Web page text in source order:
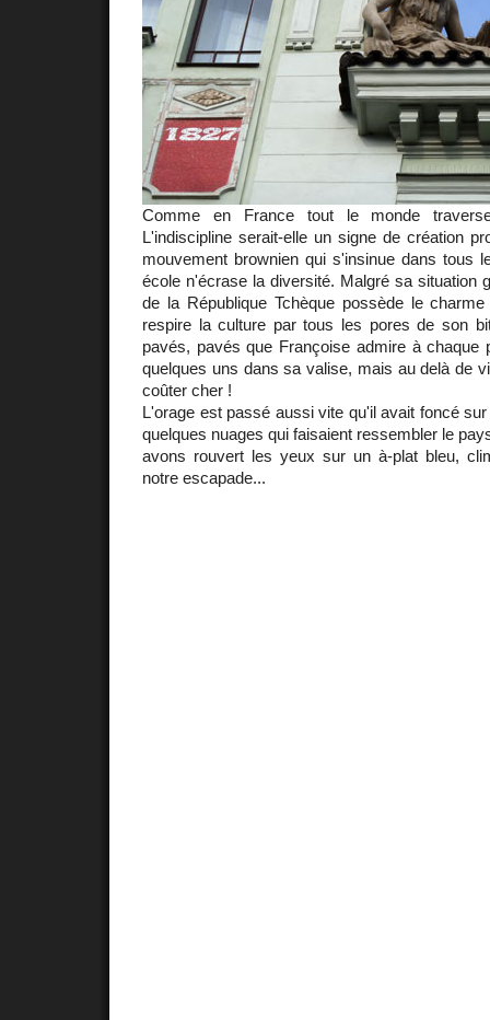
Comme en France tout le monde
L'indiscipline serait-elle un signe de création
mouvement brownien qui s'insinue dans tous
école n'écrase la diversité. Malgré sa situation
de la République Tchèque possède le
respire la culture par tous les pores de son
pavés, pavés que Françoise admire à chaque
quelques uns dans sa valise, mais au delà de
coûter cher !
L'orage est passé aussi vite qu'il avait foncé
quelques nuages qui faisaient ressembler le
avons rouvert les yeux sur un à-plat bleu,
notre escapade...